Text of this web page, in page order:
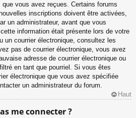
vous avez reçues. Certains forums
inscriptions doivent être activées,
un administrateur, avant que vous
information était présente lors de votre
un courrier électronique, consultez les
pas de courrier électronique, vous avez
adresse de courrier électronique ou
en tant que pourriel. Si vous êtes
électronique que vous avez spécifiée
un administrateur du forum.
Haut
me connecter ?